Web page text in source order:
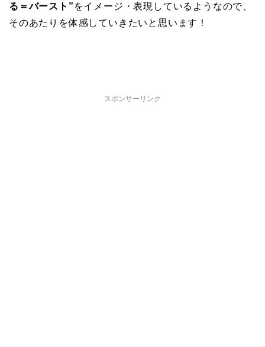
る＝バースト” をイメージ・表現しているようなので、
そのあたりを体感していきたいと思います！
スポンサーリンク